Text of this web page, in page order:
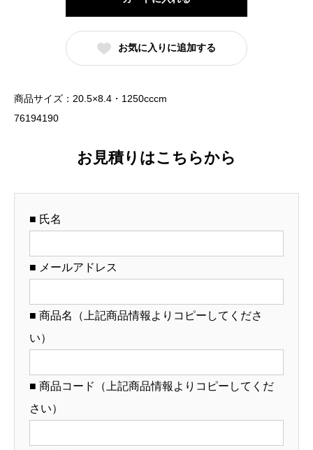
下
絵
赤
高
れ
対
応・
ジ
ル
お気に入りに追加する
商品サイズ：20.5×8.4・1250cccm
76194190
お見積りはこちらから
■ 氏名
■ メールアドレス
■ 商品名（上記商品情報よりコピーしてくださ
い）
■ 商品コード（上記商品情報よりコピーしてくだ
さい）